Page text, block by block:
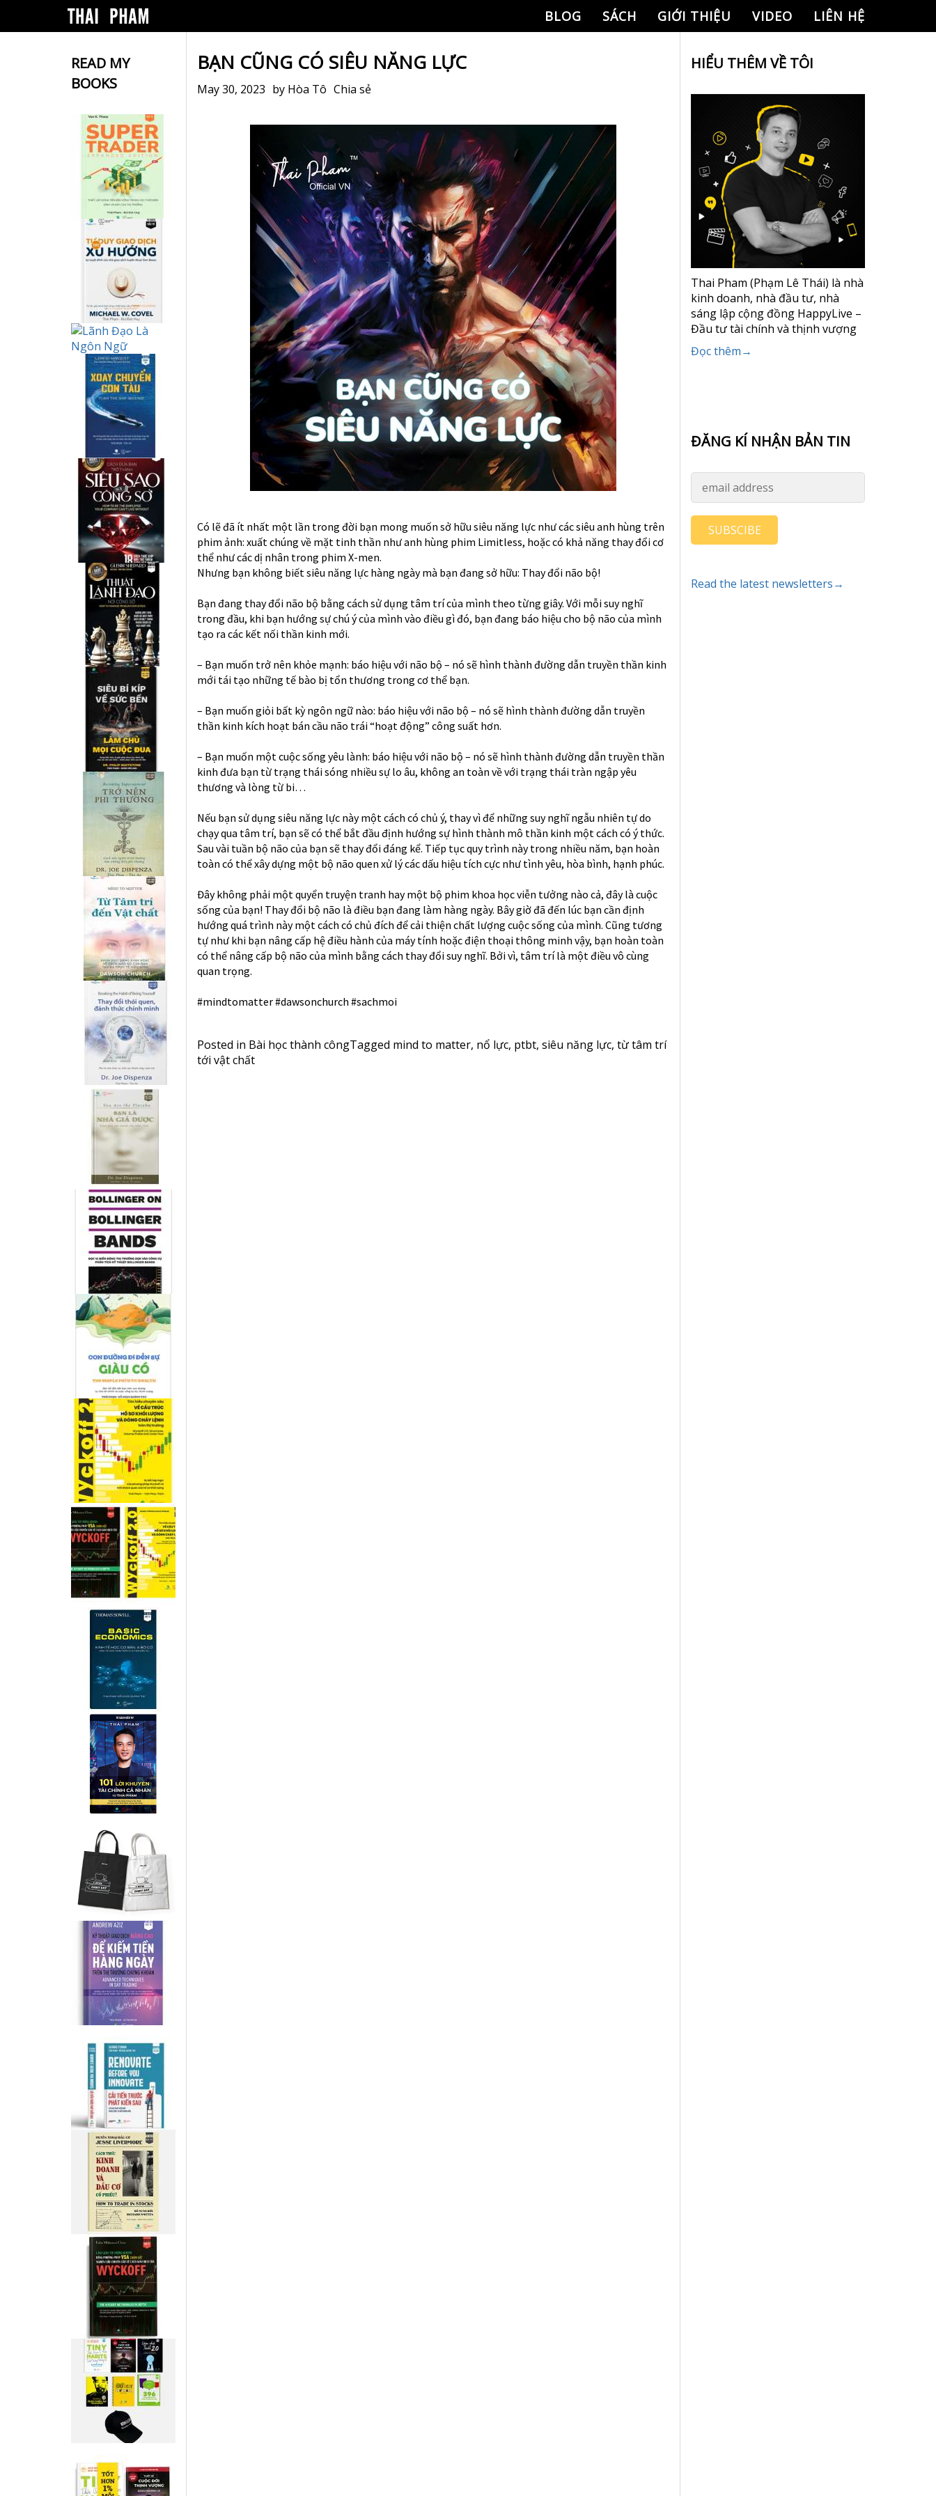
BLOG SÁCH GIỚI THIỆU VIDEO LIÊN HỆ
READ MY
BOOKS
BẠN CŨNG CÓ SIÊU NĂNG LỰC
May 30, 2023 by Hòa Tô Chia sẻ
Có lẽ đã ít nhất một lần trong đời bạn mong muốn sở hữu siêu năng lực như các siêu anh hùng trên
phim ảnh: xuất chúng về mặt tinh thần như anh hùng phim Limitless, hoặc có khả năng thay đổi cơ
thể như các dị nhân trong phim X-men.
Nhưng bạn không biết siêu năng lực hàng ngày mà bạn đang sở hữu: Thay đổi não bộ!
Bạn đang thay đổi não bộ bằng cách sử dụng tâm trí của mình theo từng giây. Với mỗi suy nghĩ
trong đầu, khi bạn hướng sự chú ý của mình vào điều gì đó, bạn đang báo hiệu cho bộ não của mình
tạo ra các kết nối thần kinh mới.
– Bạn muốn trở nên khỏe mạnh: báo hiệu với não bộ – nó sẽ hình thành đường dẫn truyền thần kinh
mới tái tạo những tế bào bị tổn thương trong cơ thể bạn.
– Bạn muốn giỏi bất kỳ ngôn ngữ nào: báo hiệu với não bộ – nó sẽ hình thành đường dẫn truyền
thần kinh kích hoạt bán cầu não trái “hoạt động” công suất hơn.
– Bạn muốn một cuộc sống yêu lành: báo hiệu với não bộ – nó sẽ hình thành đường dẫn truyền thần
kinh đưa bạn từ trạng thái sóng nhiều sự lo âu, không an toàn về với trạng thái tràn ngập yêu
thương và lòng từ bi…
Nếu bạn sử dụng siêu năng lực này một cách có chủ ý, thay vì để những suy nghĩ ngẫu nhiên tự do
chạy qua tâm trí, bạn sẽ có thể bắt đầu định hướng sự hình thành mô thần kinh một cách có ý thức.
Sau vài tuần bộ não của bạn sẽ thay đổi đáng kể. Tiếp tục quy trình này trong nhiều năm, bạn hoàn
toàn có thể xây dựng một bộ não quen xử lý các dấu hiệu tích cực như tình yêu, hòa bình, hạnh phúc.
Đây không phải một quyển truyện tranh hay một bộ phim khoa học viễn tưởng nào cả, đây là cuộc
sống của bạn! Thay đổi bộ não là điều bạn đang làm hàng ngày. Bây giờ đã đến lúc bạn cần định
hướng quá trình này một cách có chủ đích để cải thiện chất lượng cuộc sống của mình. Cũng tương
tự như khi bạn nâng cấp hệ điều hành của máy tính hoặc điện thoại thông minh vậy, bạn hoàn toàn
có thể nâng cấp bộ não của mình bằng cách thay đổi suy nghĩ. Bởi vì, tâm trí là một điều vô cùng
quan trọng.
#mindtomatter#dawsonchurch #sachmoi
Posted in Bài học thành côngTagged mind to matter, nổ lực, ptbt, siêu năng lực, từ tâm trí
tới vật chất
HIỂU THÊM VỀ TÔI
Thai Pham (Phạm Lê Thái) là nhà
kinh doanh, nhà đầu tư, nhà
sáng lập cộng đồng HappyLive –
Đầu tư tài chính và thịnh vượng
Đọc thêm→
ĐĂNG KÍ NHẬN BẢN TIN
SUBSCIBE
Read the latest newsletters→